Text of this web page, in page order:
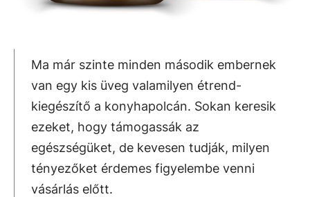
Ma már szinte minden második embernek
van egy kis üveg valamilyen étrend-
kiegészítő a konyhapolcán. Sokan keresik
ezeket, hogy támogassák az
egészségüket, de kevesen tudják, milyen
tényezőket érdemes figyelembe venni
vásárlás előtt.